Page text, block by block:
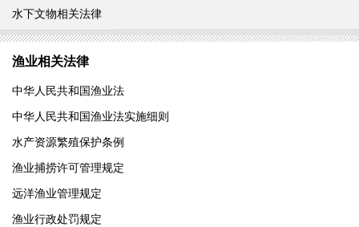
水下文物相关法律
渔业相关法律
中华人民共和国渔业法
中华人民共和国渔业法实施细则
水产资源繁殖保护条例
渔业捕捞许可管理规定
远洋渔业管理规定
渔业行政处罚规定